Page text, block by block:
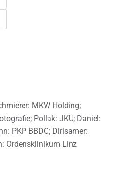
MKW Holding;
Pollak: JKU; Daniel:
PKP BBDO; Dirisamer:
Ordensklinikum Linz